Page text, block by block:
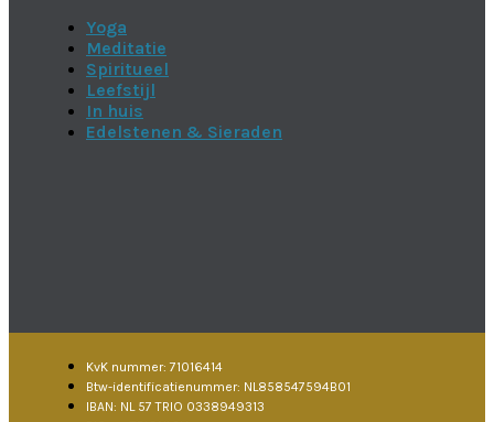
Yoga
Meditatie
Spiritueel
Leefstijl
In huis
Edelstenen & Sieraden
KvK nummer: 71016414
Btw-identificatienummer: NL858547594B01
IBAN: NL 57 TRIO 0338949313